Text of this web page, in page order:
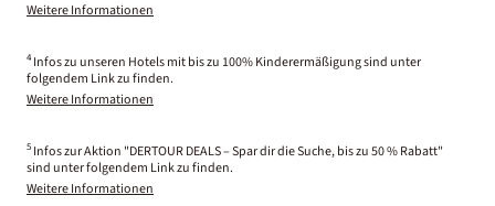
Weitere Informationen
4 Infos zu unseren Hotels mit bis zu 100% Kinderermäßigung sind unter
folgendem Link zu finden.
Weitere Informationen
5 Infos zur Aktion "DERTOUR DEALS – Spar dir die Suche, bis zu 50 % Rabatt"
sind unter folgendem Link zu finden.
Weitere Informationen